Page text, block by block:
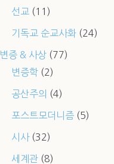
선교 (11)
기독교 순교사화(24)
변증 & 사상(77)
변증학(2)
공산주의 (4)
포스트모더니즘(5)
시사(32)
세계관(8)